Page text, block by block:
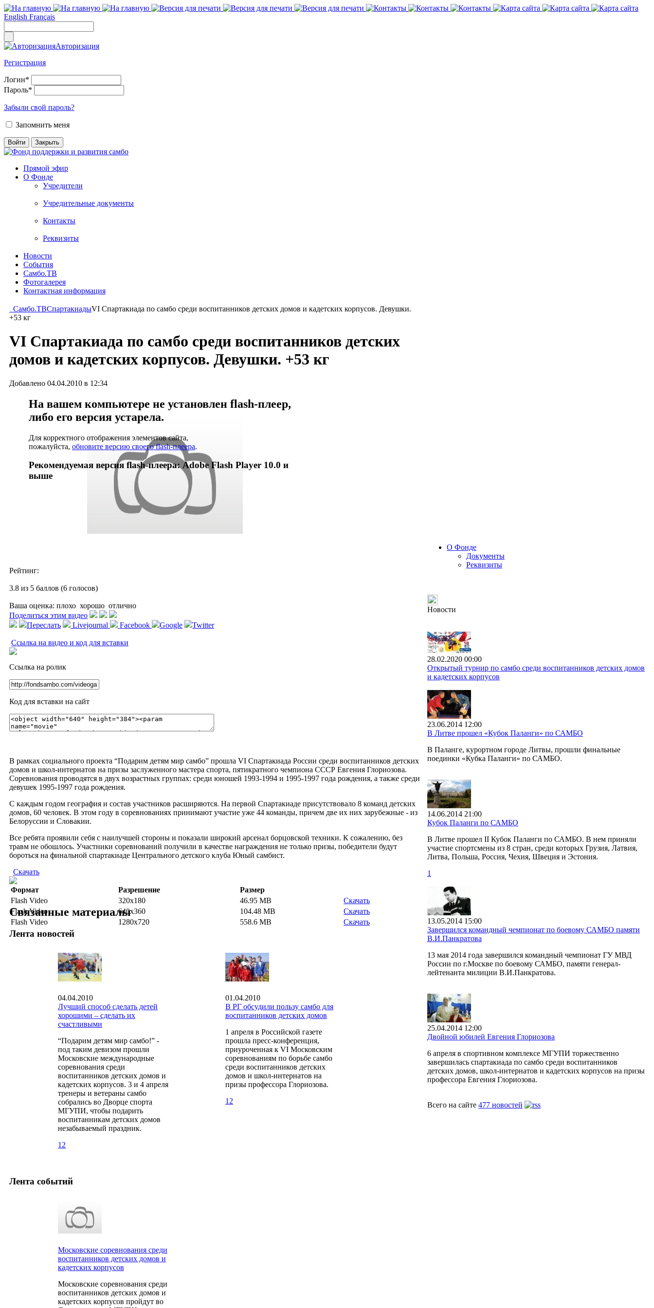
English Français
Авторизация
Регистрация
Логин*
Пароль*
Забыли свой пароль?
Запомнить меня
Прямой эфир
О Фонде
Учредители
Учредительные документы
Контакты
Реквизиты
Новости
События
Самбо.ТВ
Фотогалерея
Контактная информация
Самбо.ТВСпартакиадыVI Спартакиада по самбо среди воспитанников детских домов и кадетских корпусов. Девушки.
+53 кг
VI Спартакиада по самбо среди воспитанников детских
домов и кадетских корпусов. Девушки. +53 кг
Добавлено 04.04.2010 в 12:34
На вашем компьютере не установлен flash-плеер,
либо его версия устарела.
Для корректного отображения элементов сайта,
пожалуйста, обновите версию своего flash-плеера.
Рекомендуемая версия flash-плеера: Adobe Flash Player 10.0 и
выше
Рейтинг:
3.8 из 5 баллов (6 голосов)
Ваша оценка: плохо хорошо отлично
Поделиться этим видео
Переслать
Livejournal Facebook Google Twitter
Ссылка на видео и код для вставки
Ссылка на ролик
Код для вставки на сайт
В рамках социального проекта “Подарим детям мир самбо” прошла VI Спартакиада России среди воспитанников детских
домов и школ-интернатов на призы заслуженного мастера спорта, пятикратного чемпиона СССР Евгения Глориозова.
Соревнования проводятся в двух возрастных группах: среди юношей 1993-1994 и 1995-1997 года рождения, а также среди
девушек 1995-1997 года рождения.
С каждым годом география и состав участников расширяются. На первой Спартакиаде присутствовало 8 команд детских
домов, 60 человек. В этом году в соревнованиях принимают участие уже 44 команды, причем две их них зарубежные - из
Белоруссии и Словакии.
Все ребята проявили себя с наилучшей стороны и показали широкий арсенал борцовской техники. К сожалению, без
травм не обошлось. Участники соревнований получили в качестве награждения не только призы, победители будут
бороться на финальной спартакиаде Центрального детского клуба Юный самбист.
Скачать
Формат Разрешение
Размер
Flash Video
320x180 46.95 MB
Скачать
Flash Video
640x360 104.48 MB
Скачать
Flash Video
1280x720 558.6 MB Скачать
Связанные материалы
Лента новостей
04.04.2010
Лучший способ сделать детей
хорошими – сделать их
счастливыми
“Подарим детям мир самбо!” -
под таким девизом прошли
Московские международные
соревнования среди
воспитанников детских домов и
кадетских корпусов. 3 и 4 апреля
тренеры и ветераны самбо
собрались во Дворце спорта
МГУПИ, чтобы подарить
воспитанникам детских домов
незабываемый праздник.
12
01.04.2010
В РГ обсудили пользу самбо для
воспитанников детских домов
1 апреля в Российской газете
прошла пресс-конференция,
приуроченная к VI Московским
соревнованиям по борьбе самбо
среди воспитанников детских
домов и школ-интернатов на
призы профессора Глориозова.
12
Лента событий
Московские соревнования среди
воспитанников детских домов и
кадетских корпусов
Московские соревнования среди
воспитанников детских домов и
кадетских корпусов пройдут во
О Фонде
Документы
Реквизиты
Новости
28.02.2020 00:00
Открытый турнир по самбо среди воспитанников детских домов
и кадетских корпусов
23.06.2014 12:00
В Литве прошел «Кубок Паланги» по САМБО
В Паланге, курортном городе Литвы, прошли финальные
поединки «Кубка Паланги» по САМБО.
14.06.2014 21:00
Кубок Паланги по САМБО
В Литве прошел II Кубок Паланги по САМБО. В нем приняли
участие спортсмены из 8 стран, среди которых Грузия, Латвия,
Литва, Польша, Россия, Чехия, Швеция и Эстония.
1
13.05.2014 15:00
Завершился командный чемпионат по боевому САМБО памяти
В.И.Панкратова
13 мая 2014 года завершился командный чемпионат ГУ МВД
России по г.Москве по боевому САМБО, памяти генерал-
лейтенанта милиции В.И.Панкратова.
25.04.2014 12:00
Двойной юбилей Евгения Глориозова
6 апреля в спортивном комплексе МГУПИ торжественно
завершилась спартакиада по самбо среди воспитанников
детских домов, школ-интернатов и кадетских корпусов на призы
профессора Евгения Глориозова.
Всего на сайте 477 новостей